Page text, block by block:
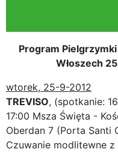
Program
Włoszech
wtorek, 25-9-2012
TREVISO, (spotkanie:
17:00 Msza Święta -
Oberdan 7 (Porta Santi
Czuwanie modlitewne